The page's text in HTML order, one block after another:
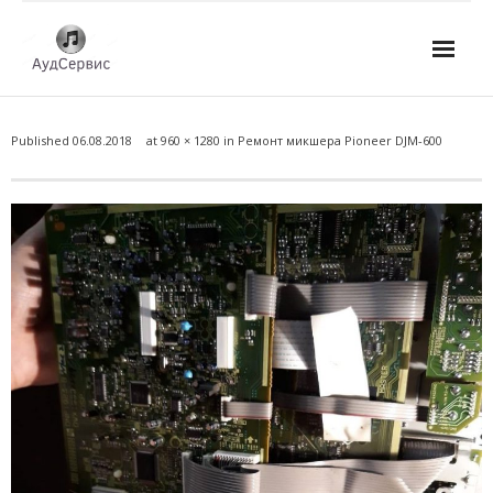
- Ремонт усилителей и AV-ресиверов
- Ремонт микшерных пультов и консолей
- Ремонт активной акустики
- Ремонт домашних кинотеатров
- Ремонт музыкальных центров
- Ремонт аудио для клубов, ресторанов, школ
- Изготовление усилителей
Published 06.08.2018 at 960 × 1280 in Ремонт микшера Pioneer DJM-600